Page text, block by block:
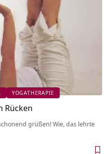
YOGATHERAPIE
Rücken
grüßen! Wie, das lehrte